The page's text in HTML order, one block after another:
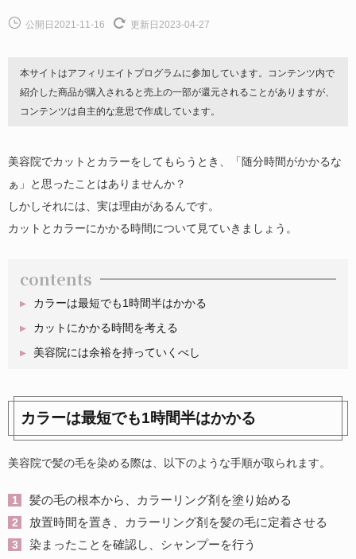
公開日2021-11-16 更新日2023-04-27
本サイトはアフィリエイトプログラムに参加しています。コンテンツ内で
紹介した商品が購入されると売上の一部が還元されることがありますが、
コンテンツは自主的な意思で作成しています。
美容院でカットとカラーをしてもらうとき、「随分時間がかかるな
ぁ」と思ったことはありませんか？
しかしそれには、実は理由があるんです。
カットとカラーにかかる時間について見ていきましょう。
contents
カラーは最短でも1時間半はかかる
カットにかかる時間を考える
美容院には余裕を持っていくべし
カラーは最短でも1時間半はかかる
美容院で髪の毛を染める際は、以下のような手順が取られます。
髪の毛の根本から、カラーリング剤を塗り始める
放置時間を置き、カラーリング剤を髪の毛に定着させる
染まったことを確認し、シャンプーを行う